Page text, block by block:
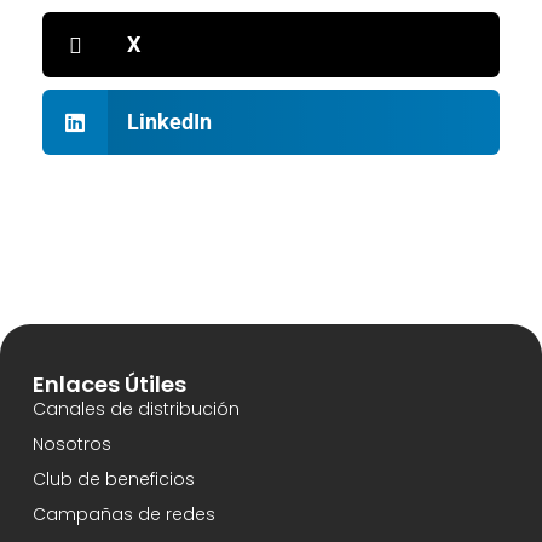
X
LinkedIn
Enlaces Útiles
Canales de distribución
Nosotros
Club de beneficios
Campañas de redes